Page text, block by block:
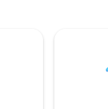
Fi, skalbimo
nemokama
aikštelė,
minutės iki